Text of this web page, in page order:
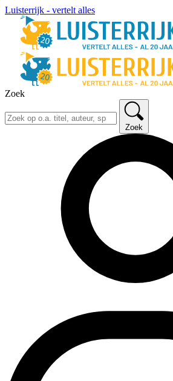
Luisterrijk - vertelt alles
Zoek
Zoek